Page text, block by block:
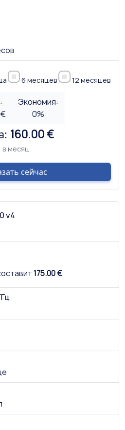
6 месяцев 12 месяцев
Экономия:
0%
160.00 €
в месяц
сейчас
v4
175.00 €